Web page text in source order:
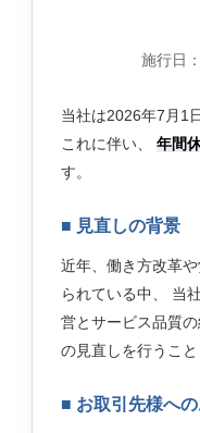
施行日
当社は2026年7月1
これに伴い、年間
す。
■ 見直しの背景
近年、働き方改革
られている中、 当
営とサービス品質
の見直しを行うこと
■ お取引先様へ